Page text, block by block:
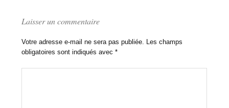
Laisser un commentaire
Votre adresse e-mail ne sera pas publiée. Les champs
obligatoires sont indiqués avec*